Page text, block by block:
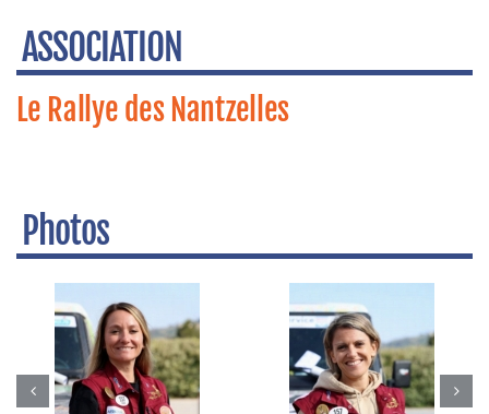
ASSOCIATION
Le Rallye des Nantzelles
Photos